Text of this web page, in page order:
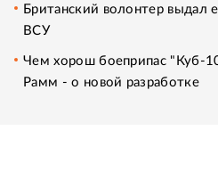
Британский волонтер выдал
ВСУ
Чем хорош боеприпас "Куб-
Рамм - о новой разработке